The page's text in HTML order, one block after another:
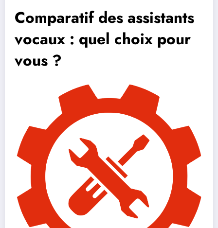
Comparatif des assistants
vocaux : quel choix pour
vous ?